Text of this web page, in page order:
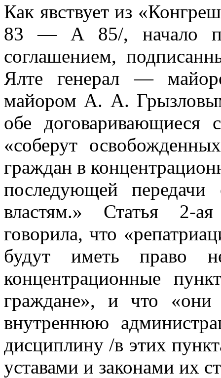
Как явствует из
83 — А 85/, нача­ло
соглашением,
Ялте генерал —
майором А. А.
обе
«соберут
граждан в
последующей передачи
властям.» Статья 2-
говорила, что
будут иметь право
концентрационные
граждане», и что «они
внутреннюю
дисциплину /в этих
ус­тавами и законами их